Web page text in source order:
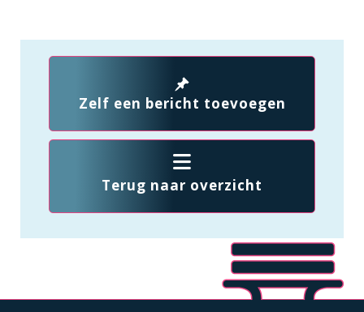
Zelf een bericht toevoegen
Terug naar overzicht